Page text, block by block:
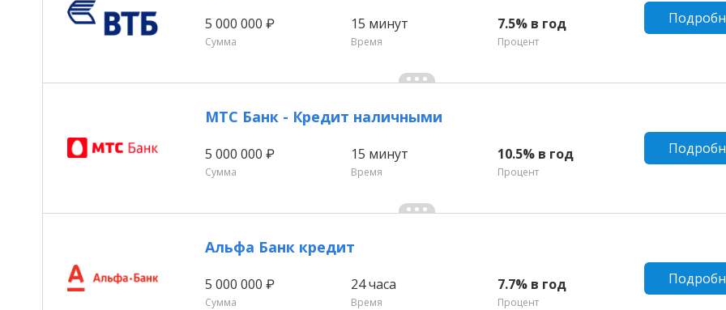
5 000 000 ₽
Сумма
15 минут
Время
7.5% в год
Процент
МТС Банк - Кредит наличными
5 000 000 ₽
Сумма
15 минут
Время
10.5% в год
Процент
Альфа Банк кредит
5 000 000 ₽
Сумма
24 часа
Время
7.7% в год
Процент